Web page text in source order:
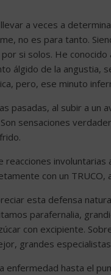
a veces a
no es para tanto.
si solos. He
álgido de la angustia,
pero, ese minuto
pasadas, al subir a
sensaciones
reacciones
con un
esta defensa
parafernalia,
con excipiente.
grandes
enfermedad hasta el